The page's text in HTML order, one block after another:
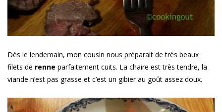
Dès le lendemain, mon cousin nous préparait de très beaux
filets de renne parfaitement cuits. La chaire est très tendre, la
viande n’est pas grasse et c’est un gibier au goût assez doux.